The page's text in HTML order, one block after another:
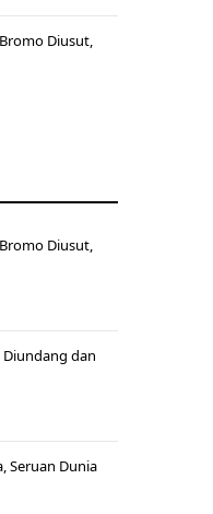
Diusut,
Diusut,
Diundang dan
Seruan Dunia